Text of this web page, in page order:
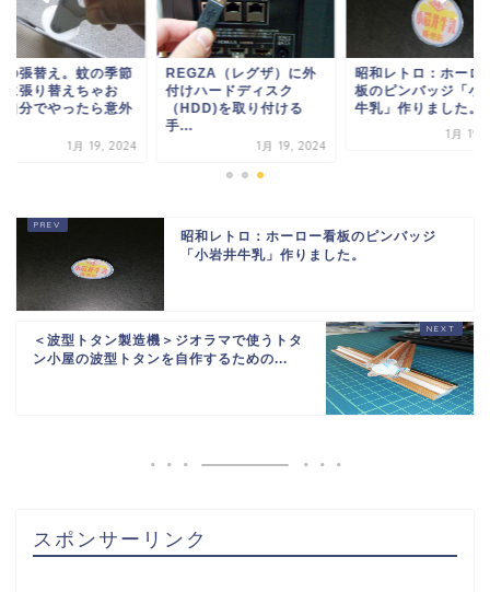
の張替え。蚊の季節
に張り替えちゃお
自分でやったら意外
1月 19, 2024
REGZA（レグザ）に外
付けハードディスク
（HDD)を取り付ける
手...
1月 19, 2024
昭和レトロ：ホーロ
板のピンバッジ「小
牛乳」作りました。
1月 19,
昭和レトロ：ホーロー看板のピンバッジ
「小岩井牛乳」作りました。
＜波型トタン製造機＞ジオラマで使うトタ
ン小屋の波型トタンを自作するための...
スポンサーリンク